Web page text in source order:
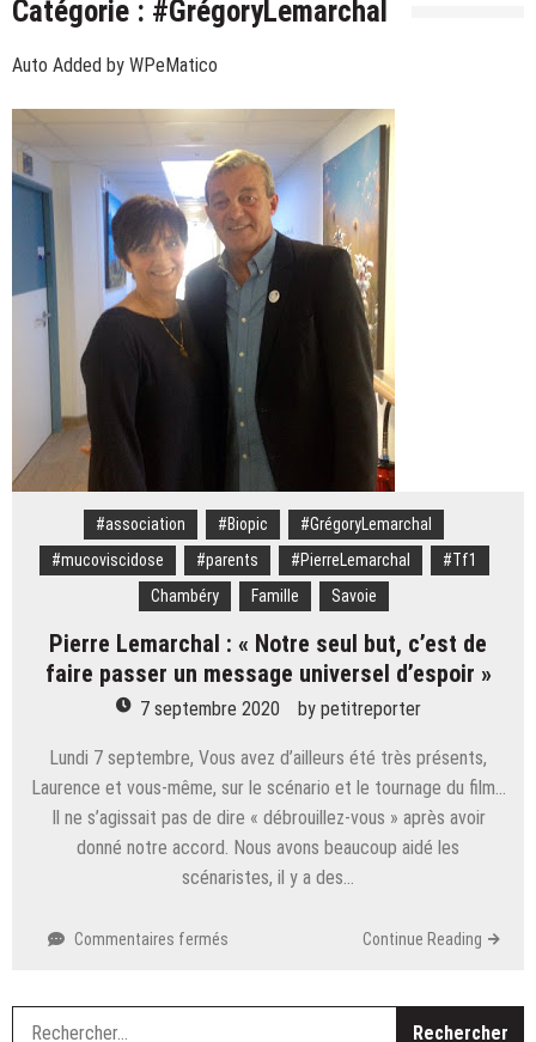
cohésion » : pourquoi l’équipe de France se
retrouve au pied du Ventoux cette semaine
après l’incendie de l’hôtel des Grandes Alpes à
Courchevel, le long travail de curage continue
moniteurs » : Eric Brèche solide à la tête des Pulls
rouges
Savoie. « Je n’ai que ça en tête » : Mickaël Mugnier,
le chef boulanger bientôt Meilleur ouvrier de France
Savoie. Le « rat d’hôtel » avait volé 777 000 euros
de bijoux dans le coffre d’une touriste russe à
Courchevel
Alpes françaises. Quarante ouvrages à livrer pour
les JO 2030 : « On va y arriver, on n’a aucune alerte
rouge »
Courchevel. Un ouvrier de 30 ans meurt écrasé sous
un bloc de béton
Catégorie : #GrégoryLemarchal
Auto Added by WPeMatico
#association #Biopic
#GrégoryLemarchal
#mucoviscidose
#parents #PierreLemarchal
#Tf1
Chambéry
Famille Savoie
Pierre Lemarchal : « Notre seul but, c’est de
faire passer un message universel d’espoir »
7 septembre 2020 by petitreporter
Lundi 7 septembre, Vous avez d’ailleurs été très présents,
Laurence et vous-même, sur le scénario et le tournage du film…
Il ne s’agissait pas de dire « débrouillez-vous » après avoir
donné notre accord. Nous avons beaucoup aidé les
scénaristes, il y a des…
Commentaires fermés
:
Continue Reading